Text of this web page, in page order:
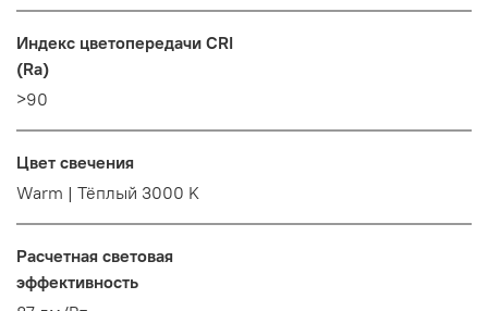
Индекс цветопередачи CRI
(Ra)
>90
Цвет свечения
Warm | Тёплый 3000 K
Расчетная световая
эффективность